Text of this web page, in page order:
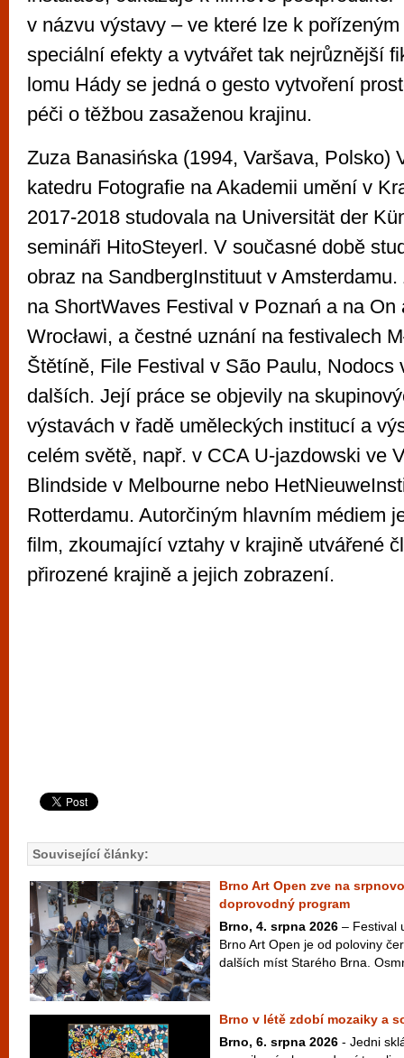
v názvu výstavy – ve které lze k
speciální efekty a vytvářet tak nejrůznější
lomu Hády se jedná o gesto vytvoření
péči o těžbou zasaženou krajinu.
Zuza Banasińska (1994, Varšava, Polsko)
katedru Fotografie na Akademii umění v
2017-2018 studovala na Universität der
semináři HitoSteyerl. V současné době
obraz na SandbergInstituut v
na ShortWaves Festival v Poznań a na On
Wrocławi, a čestné uznání na festivalech
Štětíně, File Festival v São Paulu, Nodocs
dalších. Její práce se objevily na
výstavách v řadě uměleckých institucí a
celém světě, např. v CCA U-jazdowski ve
Blindside v Melbourne nebo
Rotterdamu. Autorčiným hlavním médiem
film, zkoumající vztahy v krajině utvářené
přirozené krajině a jejich zobrazení.
Související články:
Brno Art Open zve na
doprovodný program
Brno, 4. srpna 2026 – Festival
Brno Art Open je od poloviny
dalších míst Starého Brna.
Brno v létě zdobí mozaiky a
Brno, 6. srpna 2026 - Jedni